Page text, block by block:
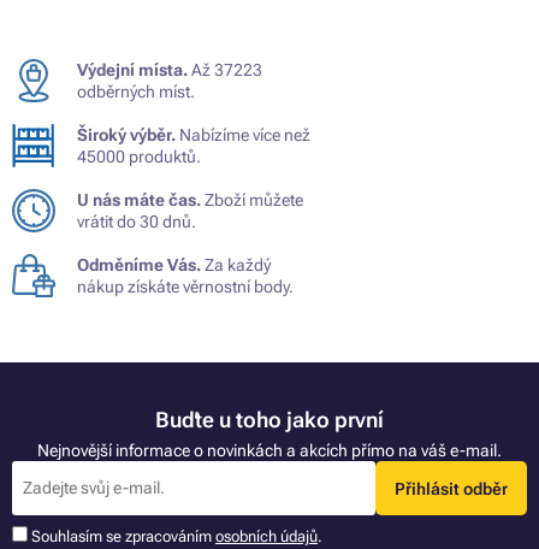
Výdejní místa.Až 37223
odběrných míst.
Široký výběr. Nabízíme více než
45000 produktů.
U nás máte čas.Zboží můžete
vrátit do 30 dnů.
Odměníme Vás.Za každý
nákup získáte věrnostní body.
Buďte u toho jako první
Nejnovější informace o novinkách a akcích přímo na váš e-mail.
Přihlásit odběr
Souhlasím se zpracováním osobních údajů.